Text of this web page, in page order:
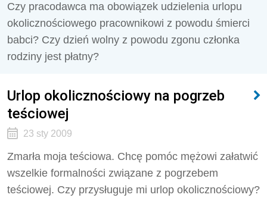
Czy pracodawca ma obowiązek udzielenia urlopu
okolicznościowego pracownikowi z powodu śmierci
babci? Czy dzień wolny z powodu zgonu członka
rodziny jest płatny?
Urlop okolicznościowy na pogrzeb
teściowej
23 sty 2009
Zmarła moja teściowa. Chcę pomóc mężowi załatwić
wszelkie formalności związane z pogrzebem
teściowej. Czy przysługuje mi urlop okolicznościowy?